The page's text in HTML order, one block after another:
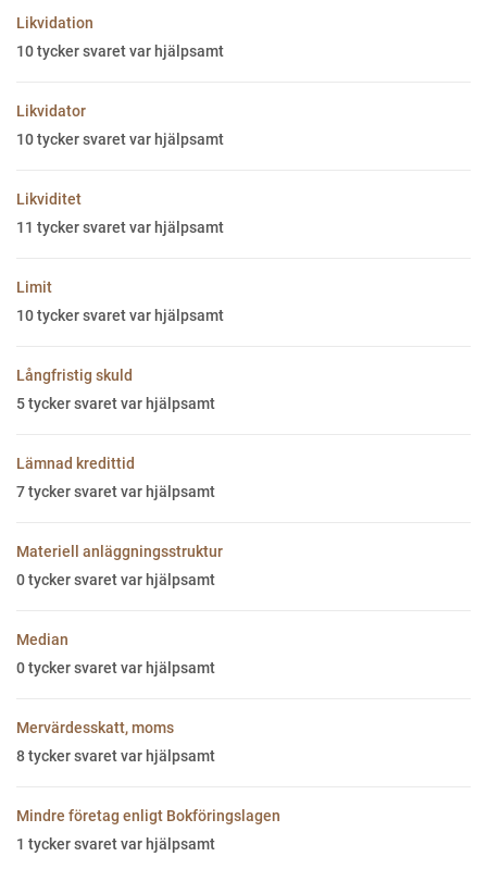
Likvidation
10tycker svaret var hjälpsamt
Likvidator
10tycker svaret var hjälpsamt
Likviditet
11 tycker svaret var hjälpsamt
Limit
10tycker svaret var hjälpsamt
Långfristig skuld
5tycker svaret var hjälpsamt
Lämnad kredittid
7tycker svaret var hjälpsamt
Materiell anläggningsstruktur
0tycker svaret var hjälpsamt
Median
0tycker svaret var hjälpsamt
Mervärdesskatt, moms
8tycker svaret var hjälpsamt
Mindre företag enligt Bokföringslagen
1 tycker svaret var hjälpsamt